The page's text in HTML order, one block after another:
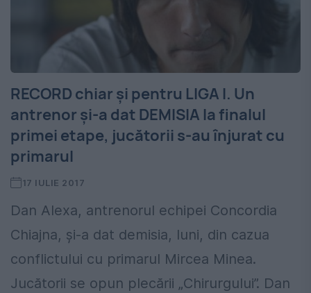
RECORD chiar și pentru LIGA I. Un
antrenor și-a dat DEMISIA la finalul
primei etape, jucătorii s-au înjurat cu
primarul
17 IULIE 2017
Dan Alexa, antrenorul echipei Concordia
Chiajna, și-a dat demisia, luni, din cazua
conflictului cu primarul Mircea Minea.
Jucătorii se opun plecării „Chirurgului”. Dan